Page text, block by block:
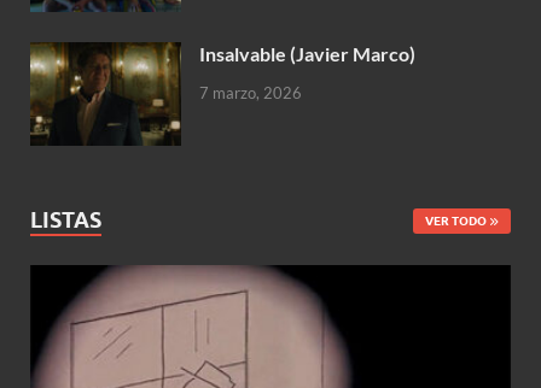
Insalvable (Javier Marco)
7 marzo, 2026
LISTAS VER TODO